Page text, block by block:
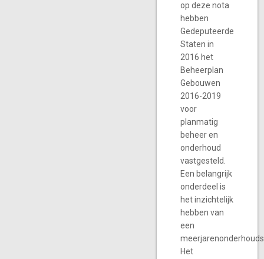
op deze nota
hebben
Gedeputeerde
Staten in
2016 het
Beheerplan
Gebouwen
2016-2019
voor
planmatig
beheer en
onderhoud
vastgesteld.
Een belangrijk
onderdeel is
het inzichtelijk
hebben van
een
Het